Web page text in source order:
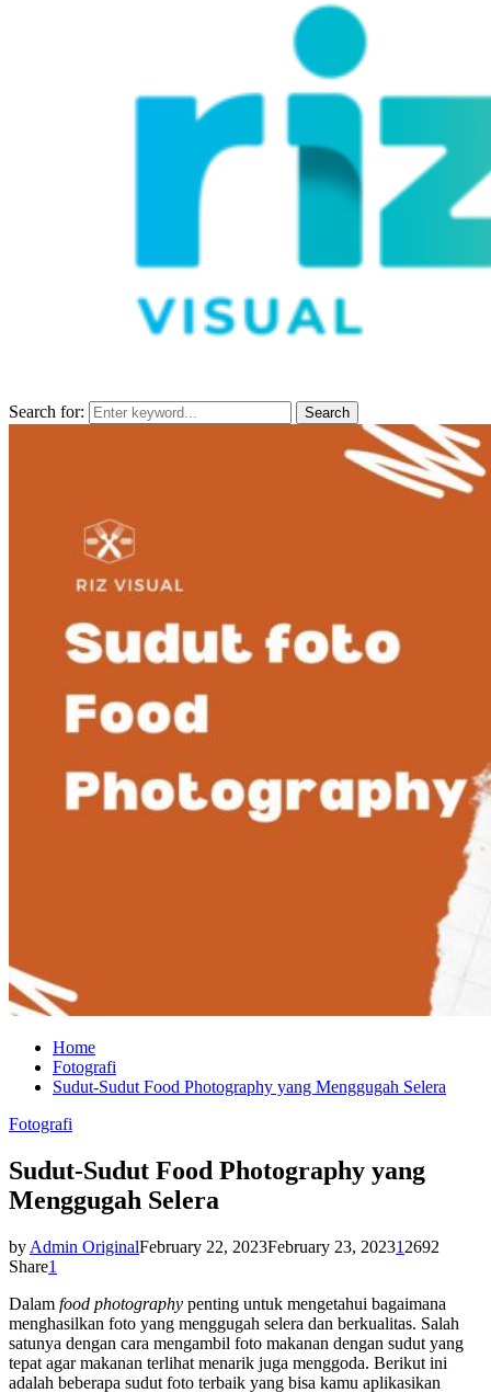
Search for: Search
Home
Fotografi
Sudut-Sudut Food Photography yang Menggugah Selera
Fotografi
Sudut-Sudut Food Photography yang
Menggugah Selera
by Admin OriginalFebruary 22, 2023February 23, 20231 2692
Share1
Dalam food photography penting untuk mengetahui bagaimana
menghasilkan foto yang menggugah selera dan berkualitas. Salah
satunya dengan cara mengambil foto makanan dengan sudut yang
tepat agar makanan terlihat menarik juga menggoda. Berikut ini
adalah beberapa sudut foto terbaik yang bisa kamu aplikasikan